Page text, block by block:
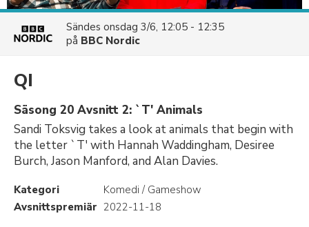
Sändes onsdag 3/6, 12:05 - 12:35
på BBC Nordic
QI
Säsong 20 Avsnitt 2: `T' Animals
Sandi Toksvig takes a look at animals that begin with
the letter `T' with Hannah Waddingham, Desiree
Burch, Jason Manford, and Alan Davies.
Kategori
Komedi / Gameshow
Avsnittspremiär 2022-11-18